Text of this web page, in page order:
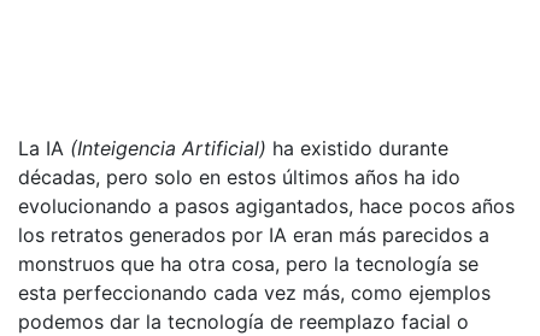
La IA (Inteigencia Artificial) ha existido durante
décadas, pero solo en estos últimos años ha ido
evolucionando a pasos agigantados, hace pocos años
los retratos generados por IA eran más parecidos a
monstruos que ha otra cosa, pero la tecnología se
esta perfeccionando cada vez más, como ejemplos
podemos dar la tecnología de reemplazo facial o